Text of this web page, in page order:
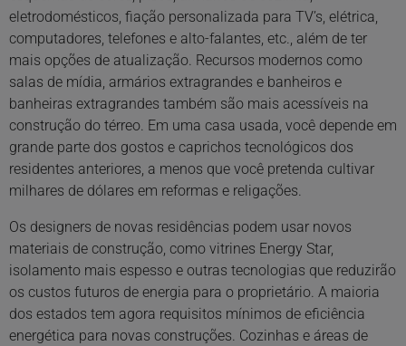
eletrodomésticos, fiação personalizada para TV’s, elétrica,
computadores, telefones e alto-falantes, etc., além de ter
mais opções de atualização. Recursos modernos como
salas de mídia, armários extragrandes e banheiros e
banheiras extragrandes também são mais acessíveis na
construção do térreo. Em uma casa usada, você depende em
grande parte dos gostos e caprichos tecnológicos dos
residentes anteriores, a menos que você pretenda cultivar
milhares de dólares em reformas e religações.
Os designers de novas residências podem usar novos
materiais de construção, como vitrines Energy Star,
isolamento mais espesso e outras tecnologias que reduzirão
os custos futuros de energia para o proprietário. A maioria
dos estados tem agora requisitos mínimos de eficiência
energética para novas construções. Cozinhas e áreas de